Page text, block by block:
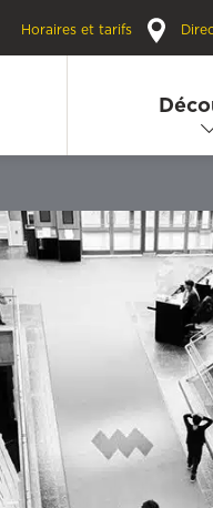
Horaires et tarifs